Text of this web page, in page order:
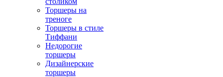
Торшеры на
треноге
Торшеры в стиле
Тиффани
Недорогие
торшеры
Дизайнерские
торшеры